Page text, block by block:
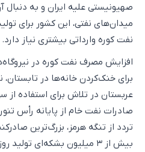
صهیونیستی علیه ایران و به دنبال
میدان‌های نفتی، این کشور برای
نفت کوره وارداتی بیشتری نیاز دارد.
افزایش مصرف نفت کوره در
برای خنک‌کردن خانه‌ها در
عربستان در تلاش برای استفاده
صادرات نفت خام از پایانه رأس
تردد از تنگه هرمز، بزرگ‌ترین
بیش از ۳ میلیون بشکه‌ای